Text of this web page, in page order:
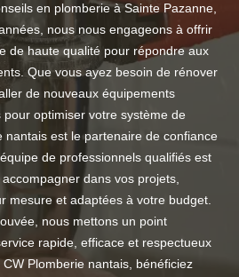
en plomberie à Sainte Pazanne,
nous nous engageons à offrir
de haute qualité pour répondre aux
Que vous ayez besoin de rénover
de nouveaux équipements
optimiser votre système de
nantais est le partenaire de confiance
de professionnels qualifiés est
dans vos projets,
mesure et adaptées à votre budget.
nous mettons un point
rapide, efficace et respectueux
Plomberie nantais, bénéficiez